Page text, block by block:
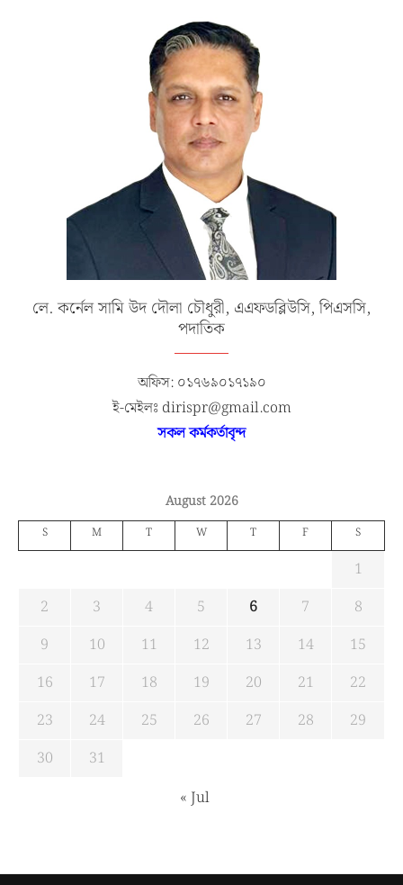
লে. কর্নেল সামি উদ দৌলা চৌধুরী, এএফডব্লিউসি, পিএসসি,
পদাতিক
অফিস: ০১৭৬৯০১৭১৯০
ই-মেইলঃ dirispr@gmail.com
সকল কর্মকর্তাবৃন্দ
August 2026
S M T W T F S
1
2
3 4 5 6 7
8
9
10 11 12 13 14
15
16
17 18 19 20 21
22
23
24 25 26 27 28
29
30
31
« Jul